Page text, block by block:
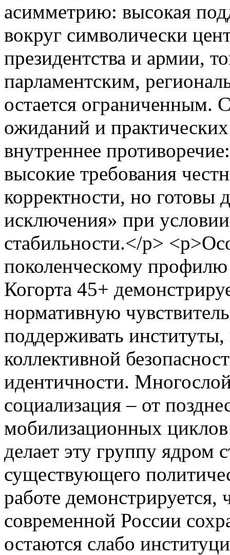
асимметрию: высокая
вокруг символически
президентства и армии,
парламентским,
остается ограниченным.
ожиданий и
внутреннее
высокие требования
корректности, но готовы
исключения» при
стабильности.</p>
поколенческому
Когорта 45+
нормативную
поддерживать
коллективной
идентичности.
социализация – от
мобилизационных
делает эту группу ядром
существующего
работе демонстрируется,
современной России
остаются слабо